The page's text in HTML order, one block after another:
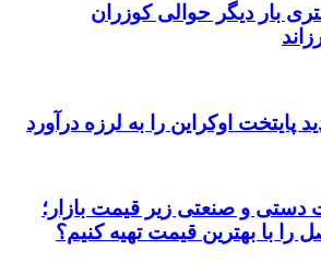
تجهیزات جوشکاری، کیفیت
می‌کند؟